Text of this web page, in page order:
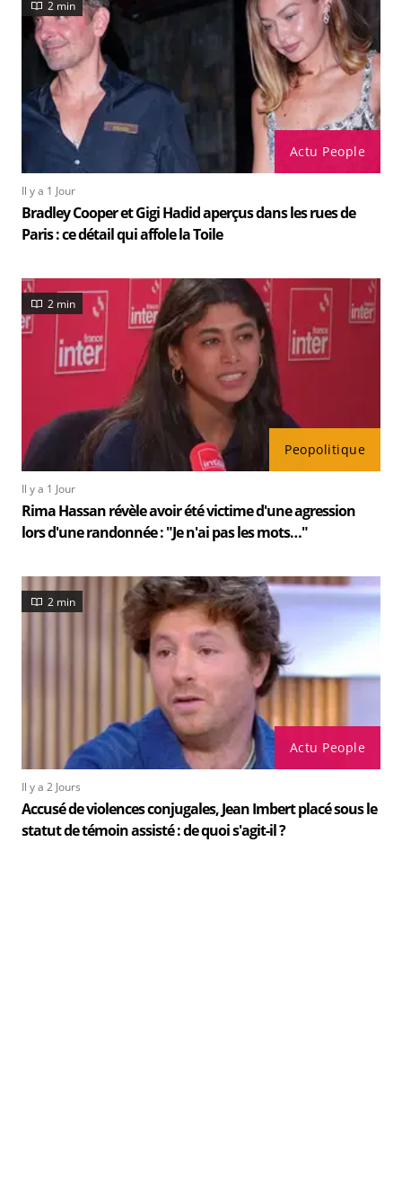
Actu People
2 min
Il y a 1 Jour
Bradley Cooper et Gigi Hadid aperçus dans les rues de
Paris : ce détail qui affole la Toile
Peopolitique
2 min
Il y a 1 Jour
Rima Hassan révèle avoir été victime d'une agression
lors d'une randonnée : "Je n'ai pas les mots…"
Actu People
2 min
Il y a 2 Jours
Accusé de violences conjugales, Jean Imbert placé sous le
statut de témoin assisté : de quoi s'agit-il ?